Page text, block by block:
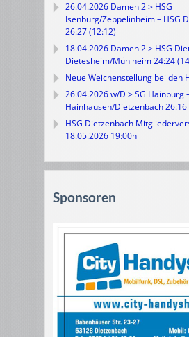
26.04.2026 Damen 2 > HSG
Isenburg/Zeppelinheim – HSG
26:27 (12:12)
18.04.2026 Damen 2 > HSG
Dietesheim/Mühlheim 24:24
Neue Weichenstellung bei den
26.04.2026 w/D > SG Hainburg –
Hainhausen/Dietzenbach 26:16
HSG Dietzenbach
18.05.2026 19:00h
Sponsoren